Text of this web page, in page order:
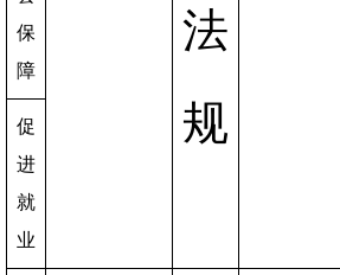
法
规
保
障
促
进
就
业